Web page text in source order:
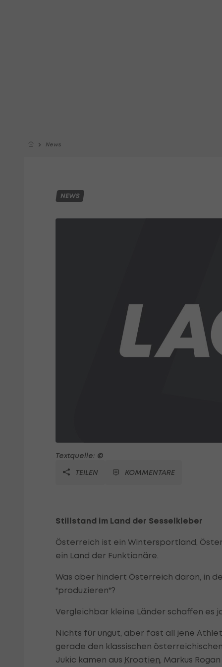
News
NEWS
Textquelle: ©
TEILEN
KOMMENTARE
Stillstand im Land der Sesselkleber
Österreich ist ein Wintersportland,
ein Land der Funktionäre.
Was aber hindert Österreich daran, in
"produzieren"?
Vergleichbar kleine Länder schaffen es
Nichts für ungut, aber fast all jene
gerade den klassischen
Jukic kamen aus Kroatien , Markus